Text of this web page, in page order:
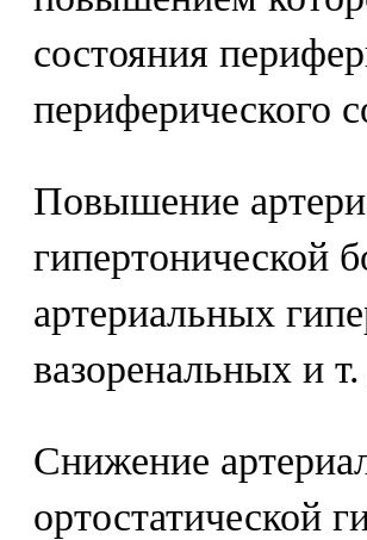
состояния
периферического
Повышение
гипертонической
артериальных
вазоренальных и
Снижение
ортостатической